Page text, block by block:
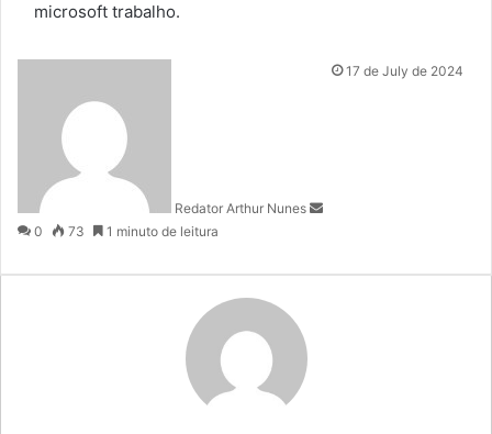
microsoft trabalho.
Redator Arthur Nunes
i
17 de July de 2024
0 73 1 minuto de leitura